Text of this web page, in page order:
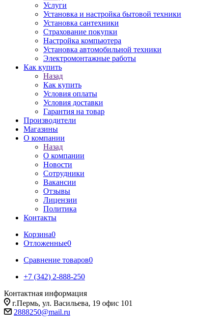
Услуги
Установка и настройка бытовой техники
Установка сантехники
Страхование покупки
Настройка компьютера
Установка автомобильной техники
Электромонтажные работы
Как купить
Назад
Как купить
Условия оплаты
Условия доставки
Гарантия на товар
Производители
Магазины
О компании
Назад
О компании
Новости
Сотрудники
Вакансии
Отзывы
Лицензии
Политика
Контакты
Корзина0
Отложенные0
Сравнение товаров0
+7 (342) 2-888-250
Контактная информация
г.Пермь, ул. Васильева, 19 офис 101
2888250@mail.ru